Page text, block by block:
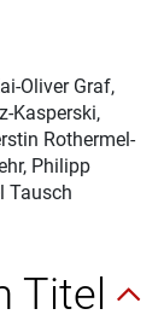
Oliver Graf,
Kasperski,
Rothermel-
Philipp
Tausch
Titel